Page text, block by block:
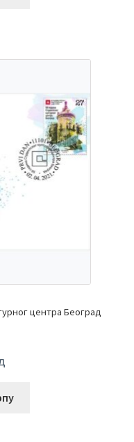
центра Београд